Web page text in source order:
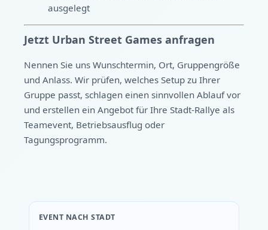
ausgelegt
Jetzt Urban Street Games anfragen
Nennen Sie uns Wunschtermin, Ort, Gruppengröße
und Anlass. Wir prüfen, welches Setup zu Ihrer
Gruppe passt, schlagen einen sinnvollen Ablauf vor
und erstellen ein Angebot für Ihre Stadt-Rallye als
Teamevent, Betriebsausflug oder
Tagungsprogramm.
EVENT NACH STADT